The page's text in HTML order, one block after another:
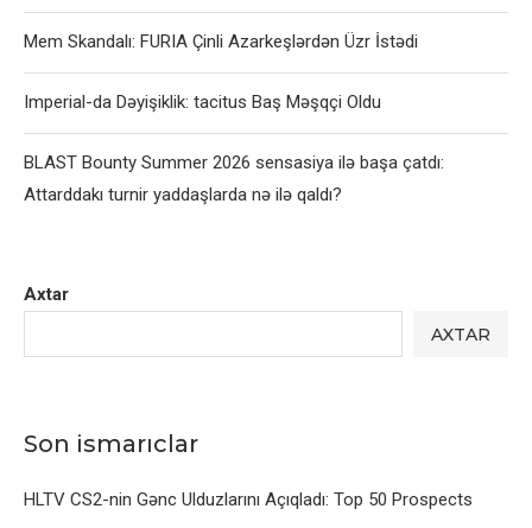
Axtar
AXTAR
Son ismarıclar
HLTV CS2-nin Gənc Ulduzlarını Açıqladı: Top 50 Prospects
Mem Skandalı: FURIA Çinli Azarkeşlərdən Üzr İstədi
Imperial-da Dəyişiklik: tacitus Baş Məşqçi Oldu
BLAST Bounty Summer 2026 sensasiya ilə başa çatdı:
Attarddakı turnir yaddaşlarda nə ilə qaldı?